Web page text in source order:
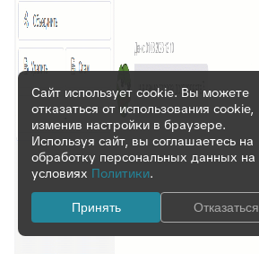
Сайт использует cookie. Вы можете
отказаться от использования cookie,
изменив настройки в браузере.
Используя сайт, вы соглашаетесь на
обработку персональных данных на
условиях Политики.
Принять Отказаться